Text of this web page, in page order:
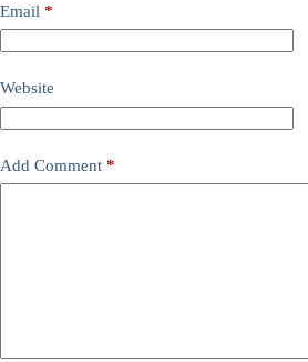
Email *
Website
Add Comment *